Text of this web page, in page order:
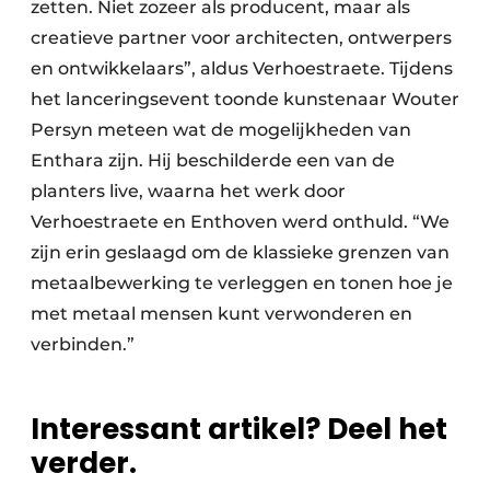
zetten. Niet zozeer als producent, maar als
creatieve partner voor architecten, ontwerpers
en ontwikkelaars”, aldus Verhoestraete. Tijdens
het lanceringsevent toonde kunstenaar Wouter
Persyn meteen wat de mogelijkheden van
Enthara zijn. Hij beschilderde een van de
planters live, waarna het werk door
Verhoestraete en Enthoven werd onthuld. “We
zijn erin geslaagd om de klassieke grenzen van
metaalbewerking te verleggen en tonen hoe je
met metaal mensen kunt verwonderen en
verbinden.”
Interessant artikel? Deel het
verder.